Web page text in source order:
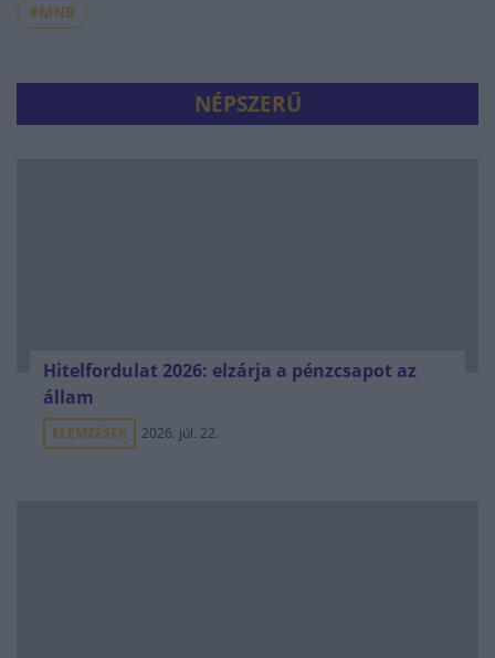
#MNB
NÉPSZERŰ
Hitelfordulat 2026: elzárja a pénzcsapot az
állam
ELEMZÉSEK 2026. júl. 22.